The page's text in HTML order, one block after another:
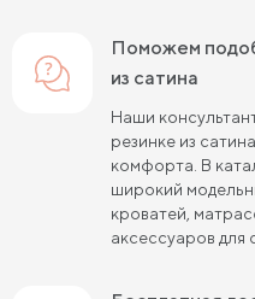
Поможем подобрать простыни на резинке
из сатина
Наши
резинке из
комфорта. В
широкий
кроватей,
аксессуаров для